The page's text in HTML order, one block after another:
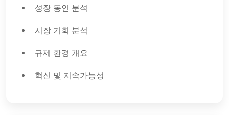
성장 동인 분석
시장 기회 분석
규제 환경 개요
혁신 및 지속가능성